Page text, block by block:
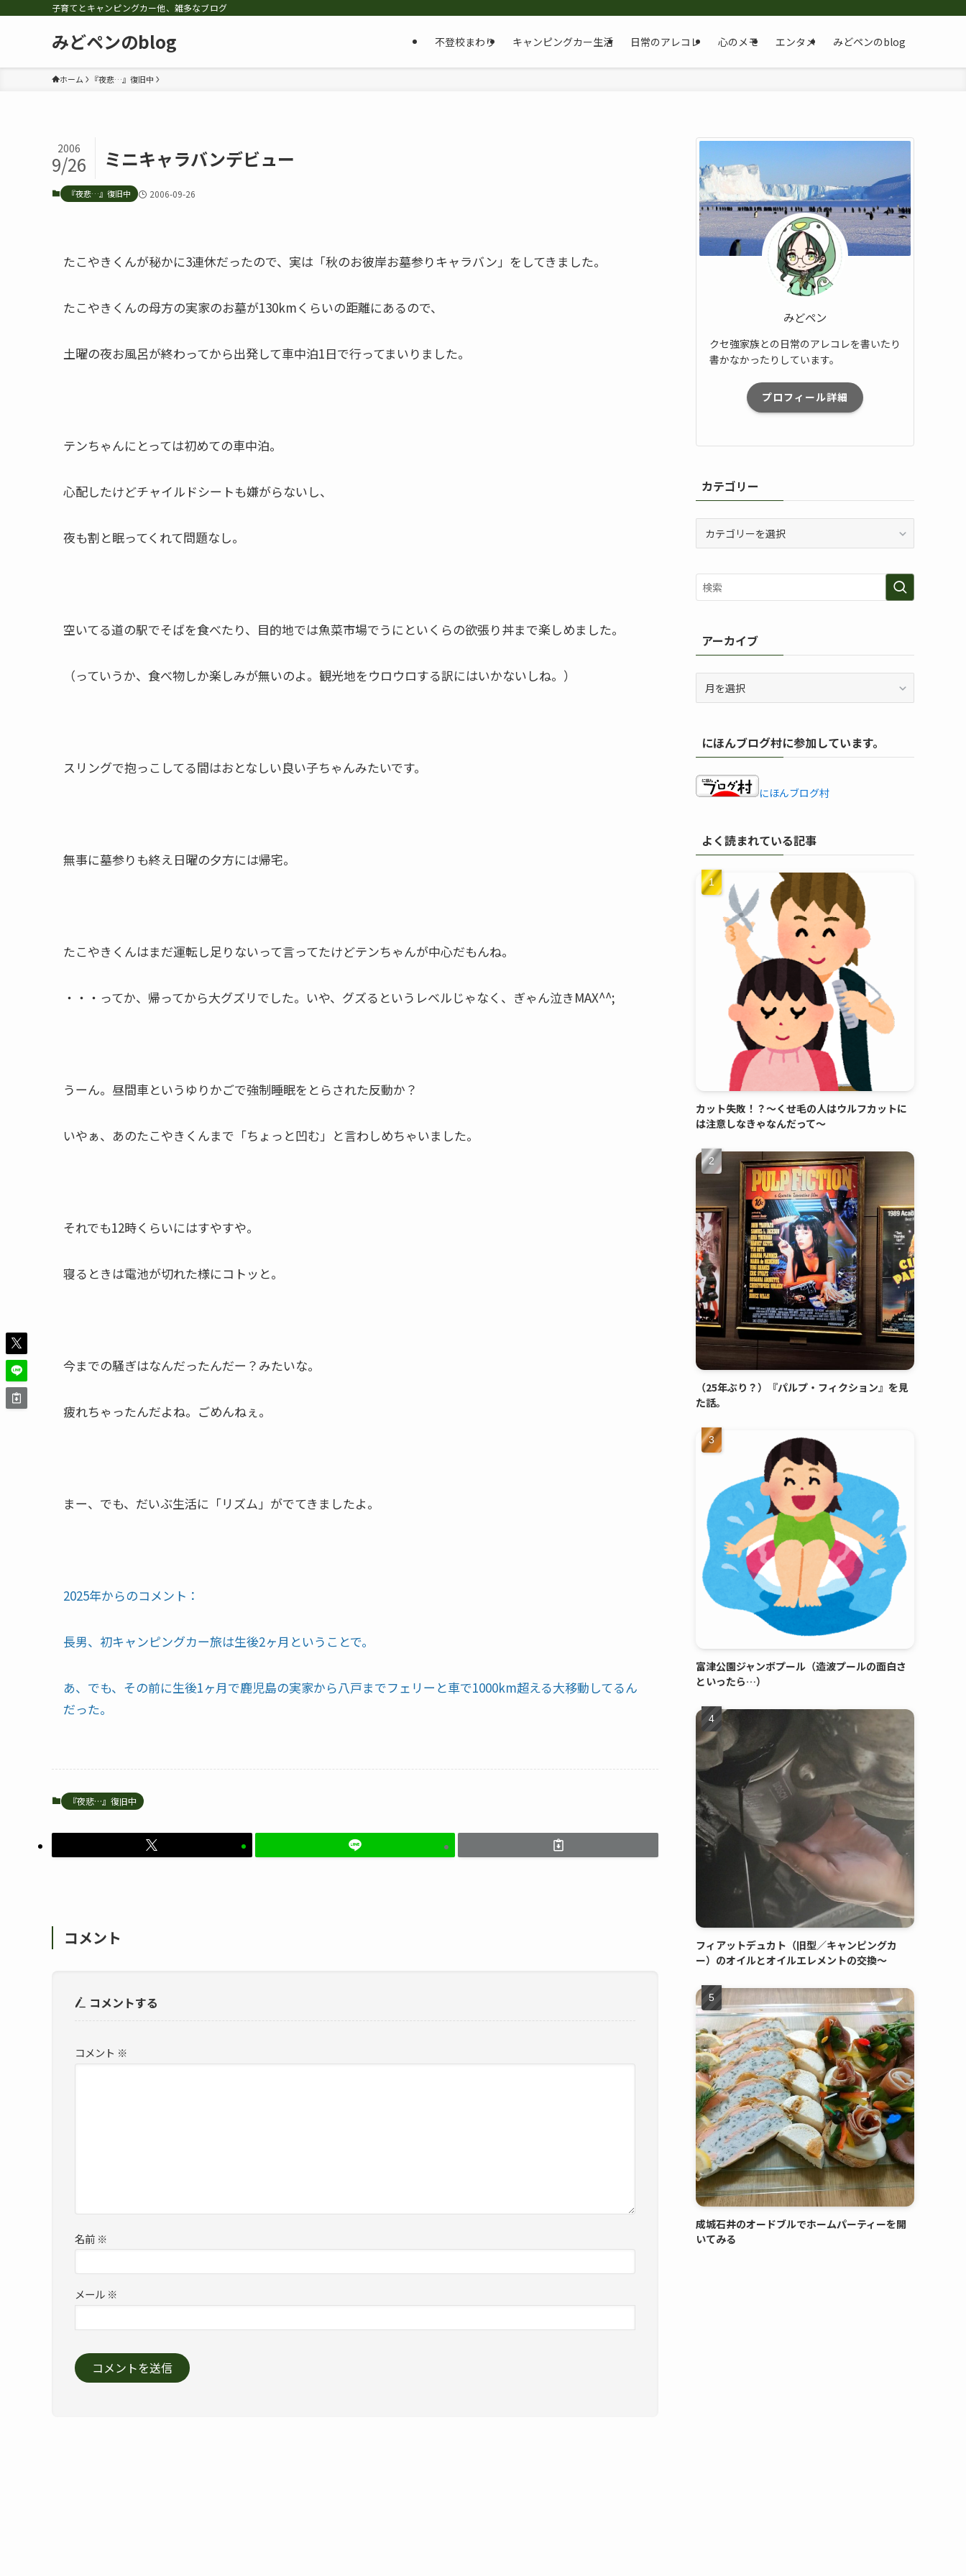
子育てとキャンピングカー他、雑多なブログ
みどペンのblog 不登校まわり キャンピングカー生活 日常のアレコレ 心のメモ エンタメ みどペンのblog
ホーム 『夜悲…』復旧中
ミニキャラバンデビュー
2006
9/26
『夜悲…』復旧中 2006-09-26
たこやきくんが秘かに3連休だったので、実は「秋のお彼岸お墓参りキャラバン」をしてきました。
たこやきくんの母方の実家のお墓が130kmくらいの距離にあるので、
土曜の夜お風呂が終わってから出発して車中泊1日で行ってまいりました。
テンちゃんにとっては初めての車中泊。
心配したけどチャイルドシートも嫌がらないし、
夜も割と眠ってくれて問題なし。
空いてる道の駅でそばを食べたり、目的地では魚菜市場でうにといくらの欲張り丼まで楽しめました。
（っていうか、食べ物しか楽しみが無いのよ。観光地をウロウロする訳にはいかないしね。）
スリングで抱っこしてる間はおとなしい良い子ちゃんみたいです。
無事に墓参りも終え日曜の夕方には帰宅。
たこやきくんはまだ運転し足りないって言ってたけどテンちゃんが中心だもんね。
・・・ってか、帰ってから大グズリでした。いや、グズるというレベルじゃなく、ぎゃん泣きMAX^^;
うーん。昼間車というゆりかごで強制睡眠をとらされた反動か？
いやぁ、あのたこやきくんまで「ちょっと凹む」と言わしめちゃいました。
それでも12時くらいにはすやすや。
寝るときは電池が切れた様にコトッと。
今までの騒ぎはなんだったんだー？みたいな。
疲れちゃったんだよね。ごめんねぇ。
まー、でも、だいぶ生活に「リズム」がでてきましたよ。
2025年からのコメント：
長男、初キャンピングカー旅は生後2ヶ月ということで。
あ、でも、その前に生後1ヶ月で鹿児島の実家から八戸までフェリーと車で1000km超える大移動してるん
だった。
『夜悲…』復旧中
コメント
コメントする
コメント ※
名前 ※
メール ※
みどペン
クセ強家族との日常のアレコレを書いたり
書かなかったりしています。
プロフィール詳細
カテゴリー
リ
ー
アーカイブ
ブにほんブログ村に参加しています。
にほんブログ村
よく読まれている記事
カット失敗！？～くせ毛の人はウルフカットに
は注意しなきゃなんだって～
（25年ぶり？）『パルプ・フィクション』を見
た話。
富津公園ジャンボプール（造波プールの面白さ
といったら…）
フィアットデュカト（旧型／キャンピングカ
ー）のオイルとオイルエレメントの交換～
成城石井のオードブルでホームパーティーを開
いてみる